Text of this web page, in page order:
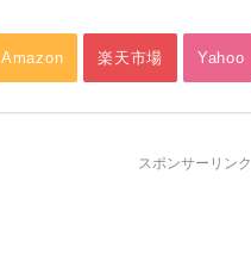
Amazon 楽天市場 Yahoo
スポンサーリンク